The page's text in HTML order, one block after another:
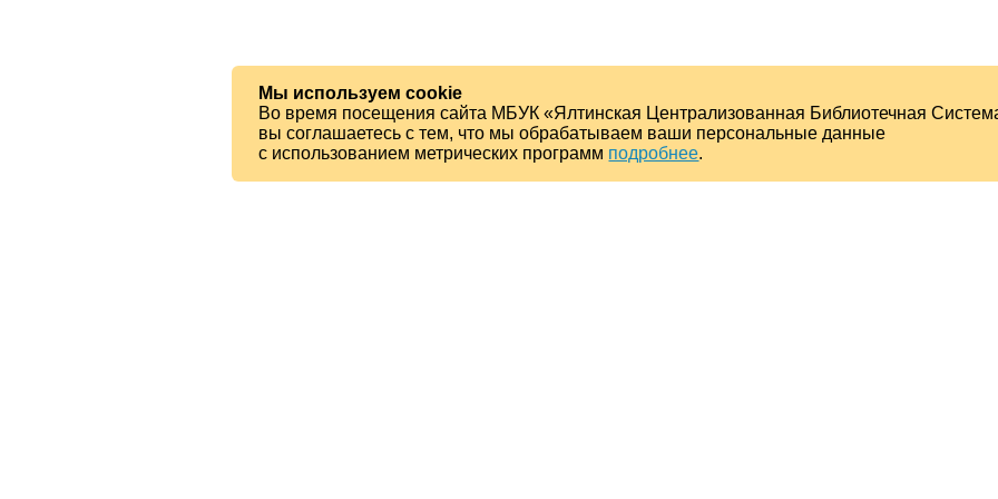
Мы используем cookie
Во время посещения сайта МБУК «Ялтинская Централизованная Библиотечная
вы соглашаетесь с тем, что мы обрабатываем ваши персональные данные
с использованием метрических программ подробнее.